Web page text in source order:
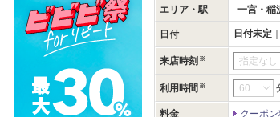
エリア・駅 一宮・稲
日付 日付未定
来店時刻 指定なし
利用時間
料金 クーポ